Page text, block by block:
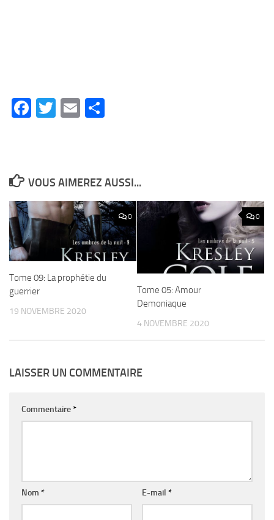
Facebook
Twitter
Email
VOUS AIMEREZ AUSSI...
0
Tome 09: La prophétie du
guerrier
19 NOVEMBRE 2020
0
Tome 05: Amour
Demoniaque
4 NOVEMBRE 2020
LAISSER UN COMMENTAIRE
Commentaire*
Nom * E-mail *